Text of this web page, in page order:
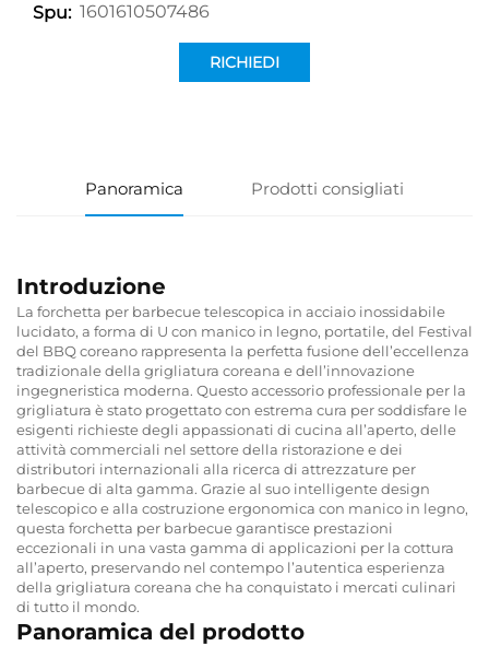
Spu: 1601610507486
RICHIEDI
Panoramica Prodotti consigliati
Introduzione
La forchetta per barbecue telescopica in acciaio inossidabile
lucidato, a forma di U con manico in legno, portatile, del Festival
del BBQ coreano rappresenta la perfetta fusione dell’eccellenza
tradizionale della grigliatura coreana e dell’innovazione
ingegneristica moderna. Questo accessorio professionale per la
grigliatura è stato progettato con estrema cura per soddisfare le
esigenti richieste degli appassionati di cucina all’aperto, delle
attività commerciali nel settore della ristorazione e dei
distributori internazionali alla ricerca di attrezzature per
barbecue di alta gamma. Grazie al suo intelligente design
telescopico e alla costruzione ergonomica con manico in legno,
questa forchetta per barbecue garantisce prestazioni
eccezionali in una vasta gamma di applicazioni per la cottura
all’aperto, preservando nel contempo l’autentica esperienza
della grigliatura coreana che ha conquistato i mercati culinari
di tutto il mondo.
Panoramica del prodotto